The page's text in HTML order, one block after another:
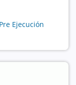
Ejecución